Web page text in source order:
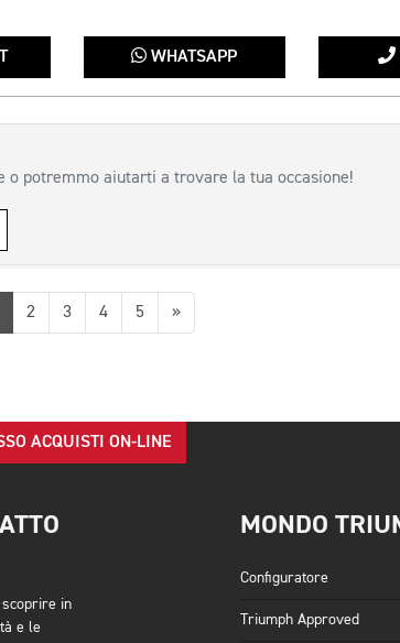
WHATSAPP
o potremmo aiutarti a trovare la tua occasione!
2 3 4 5 »Successiva
ACQUISTI ON-LINE
in
e le
MONDO
Configuratore
Triumph Approved